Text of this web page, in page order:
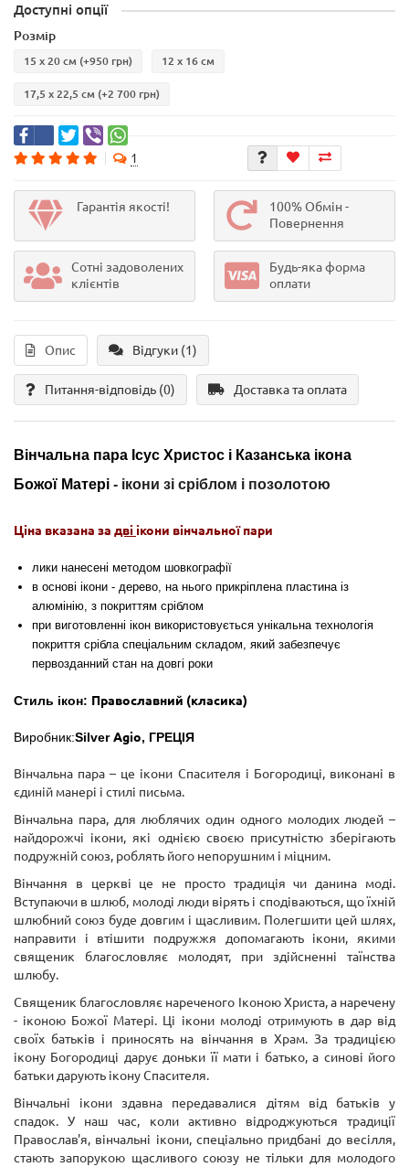
Доступні опції
Розмір
15 х 20 см (+950 грн) 12 х 16 см
17,5 х 22,5 см (+2 700 грн)
1
Гарантія якості!
100% Обмін -
Повернення
Сотні задоволених
клієнтів
Будь-яка форма
оплати
Опис Відгуки (1)
Питання-відповідь (0) Доставка та оплата
Вінчальна пара Ісус Христос і Казанська ікона
Божої Матері - ікони зі сріблом і позолотою
Ціна вказана за дві ікони вінчальної пари
лики нанесені методом шовкографії
в основі ікони - дерево, на нього прикріплена пластина із
алюмінію, з покриттям сріблом
при виготовленні ікон використовується унікальна технологія
покриття срібласпеціальним складом, який забезпечує
первозданний стан на довгі роки
Стиль ікон: Православний (класика)
Виробник:SilverAgio, ГРЕЦІЯ
Вінчальна пара – це ікони Спасителя і Богородиці, виконані в
єдиній манері і стилі письма.
Вінчальна пара, для люблячих один одного молодих людей –
найдорожчі ікони, які однією своєю присутністю зберігають
подружній союз, роблять його непорушним і міцним.
Вінчання в церкві це не просто традиція чи данина моді.
Вступаючи в шлюб, молоді люди вірять і сподіваються, що їхній
шлюбний союз буде довгим і щасливим. Полегшити цей шлях,
направити і втішити подружжя допомагають ікони, якими
священик благословляє молодят, при здійсненні таїнства
шлюбу.
Священик благословляє нареченого Іконою Христа, а наречену
- іконою Божої Матері. Ці ікони молоді отримують в дар від
своїх батьків і приносять на вінчання в Храм. За традицією
ікону Богородиці дарує доньки її мати і батько, а синові його
батьки дарують ікону Спасителя.
Вінчальні ікони здавна передавалися дітям від батьків у
спадок. У наш час, коли активно відроджуються традиції
Православ'я, вінчальні ікони, спеціально придбані до весілля,
стають запорукою щасливого союзу не тільки для молодого